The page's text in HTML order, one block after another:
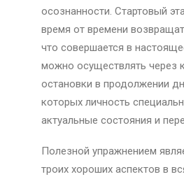
осознанности. Стартовый
время от времени
что совершается в
можно осуществлять через
остановки в продолжении
которых личность
актуальные состояния и
Полезной упражнением
троих хороших аспектов в